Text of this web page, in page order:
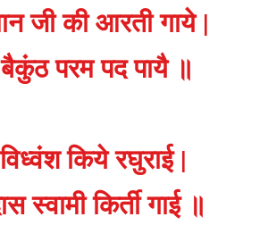
जी की आरती गाये |
परम पद पायै ॥
किये रघुराई |
स्वामी किर्ती गाई ॥